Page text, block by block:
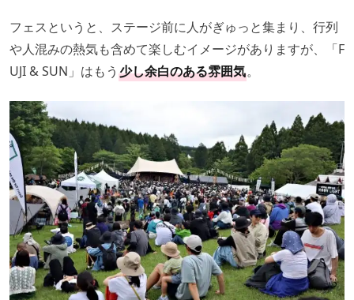
フェスというと、ステージ前に人がぎゅっと集まり、行列
や人混みの熱気も含めて楽しむイメージがありますが、「F
UJI & SUN」はもう 少し余白のある雰囲気。